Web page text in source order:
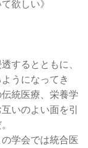
欲しい》
するとともに、
うになってき
統医療、栄養学
いのよい面を引
学会では統合医